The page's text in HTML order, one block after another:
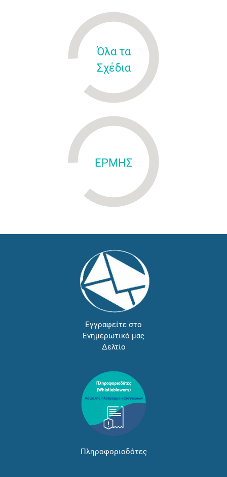
Όλα τα
Σχέδια
ΕΡΜΗΣ
Εγγραφείτε στο
Ενημερωτικό μας
Δελτίο
Πληροφοριοδότες